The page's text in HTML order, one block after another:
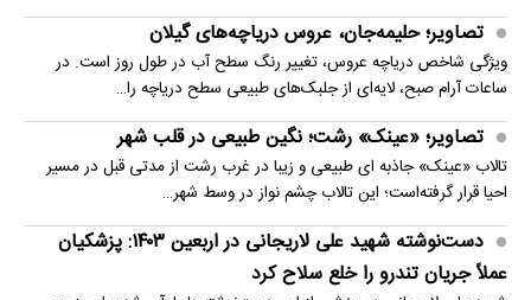
تصاویر؛ حلیمه‌جان، عروس دریاچه‌های گیلان
ویژگی شاخص دریاچه عروس، تغییر رنگ سطح آب در طول روز است. در
ساعات آرام صبح، لایه‌ای از جلبک‌های طبیعی سطح دریاچه را…
تصاویر؛ «عینک» رشت؛ نگین طبیعی در قلب شهر
تالاب «عینک» جاذبه ای طبیعی و زیبا در غرب رشت از مدتی قبل در مسیر
احیا قرار گرفته‌است؛ این تالاب چشم نواز در وسط شهر…
دست‌نوشته شهید علی لاریجانی در اربعین ۱۴۰۳: پزشکیان
عملاً جریان تندرو را خلع سلاح کرد